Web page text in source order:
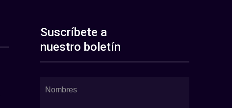
Suscríbete a
nuestro boletín